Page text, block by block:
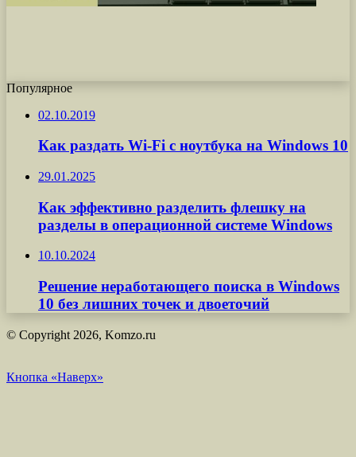
Популярное
02.10.2019
Как раздать Wi-Fi с ноутбука на Windows 10
29.01.2025
Как эффективно разделить флешку на
разделы в операционной системе Windows
10.10.2024
Решение неработающего поиска в Windows
10 без лишних точек и двоеточий
© Copyright 2026, Komzo.ru
Кнопка «Наверх»